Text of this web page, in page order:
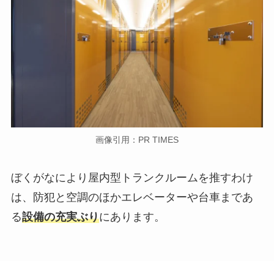
画像引用：PR TIMES
ぼくがなにより屋内型トランクルームを推すわけ
は、防犯と空調のほかエレベーターや台車まであ
る設備の充実ぶりにあります。